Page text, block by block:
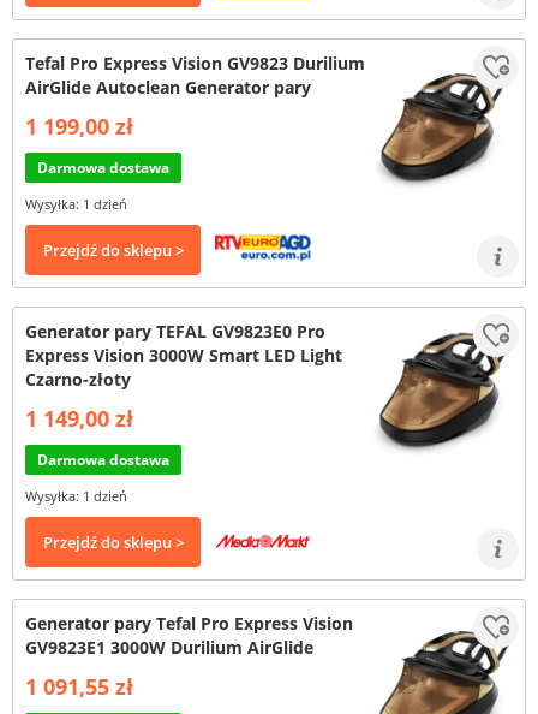
Tefal Pro Express Vision GV9823 Durilium
AirGlide Autoclean Generator pary
1 199,00 zł
Darmowa dostawa
Wysyłka: 1 dzień
Przejdź do sklepu >
Generator pary TEFAL GV9823E0 Pro
Express Vision 3000W Smart LED Light
Czarno-złoty
1 149,00 zł
Darmowa dostawa
Wysyłka: 1 dzień
Przejdź do sklepu >
Generator pary Tefal Pro Express Vision
GV9823E1 3000W Durilium AirGlide
1 091,55 zł